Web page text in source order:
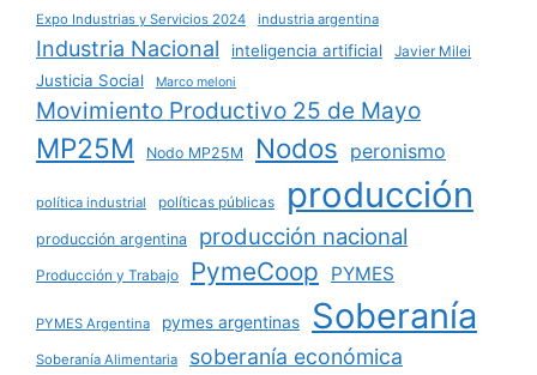
Expo Industrias y Servicios 2024 industria argentina
Industria Nacional inteligencia artificial Javier Milei
Justicia Social Marco meloni
Movimiento Productivo 25 de Mayo
MP25M Nodo MP25M Nodos peronismo
política industrial políticas públicas producción
producción argentina producción nacional
Producción y Trabajo PymeCoop PYMES
PYMES Argentina pymes argentinas Soberanía
Soberanía Alimentaria soberanía económica